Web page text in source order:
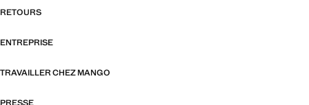
RETOURS
ENTREPRISE
TRAVAILLER CHEZ MANGO